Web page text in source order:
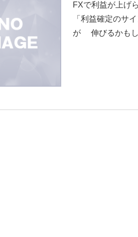
FXで利益が上げ
「利益確定のサ
が 伸びるかも